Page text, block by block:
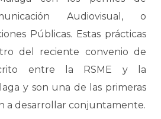
Audiovisual, o
Públicas. Estas prácticas
del reciente convenio de
entre la RSME y la
y son una de las primeras
a desarrollar conjuntamente.